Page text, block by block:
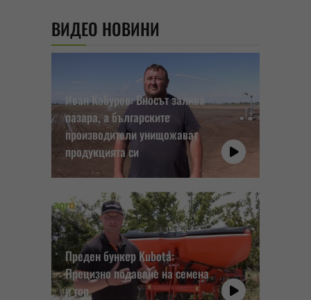
ВИДЕО НОВИНИ
Иван Кабуров: Вносът залива
пазара, а българските
производители унищожават
продукцията си
Преден бункер Kubota:
Прецизно подаване на семена
и тор